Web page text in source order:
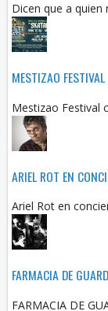
Dicen que a
MESTIZAO FESTIVAL
Mestizao Festival
ARIEL ROT EN
Ariel Rot en
FARMACIA DE
FARMACIA DE